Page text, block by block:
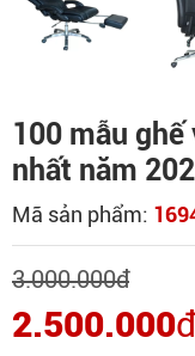
100 mẫu ghế
nhất năm
Mã sản phẩm:
3.000.000đ
2.500.000đ